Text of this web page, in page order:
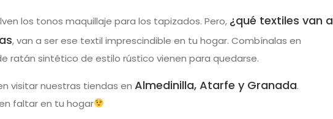
los tonos maquillaje para los tapizados. Pero, ¿qué textiles van a
, van a ser ese textil imprescindible en tu hogar. Combínalas en
ratán sintético de estilo rústico vienen para quedarse.
visitar nuestras tiendas en Almedinilla, Atarfe y Granada.
faltar en tu hogar